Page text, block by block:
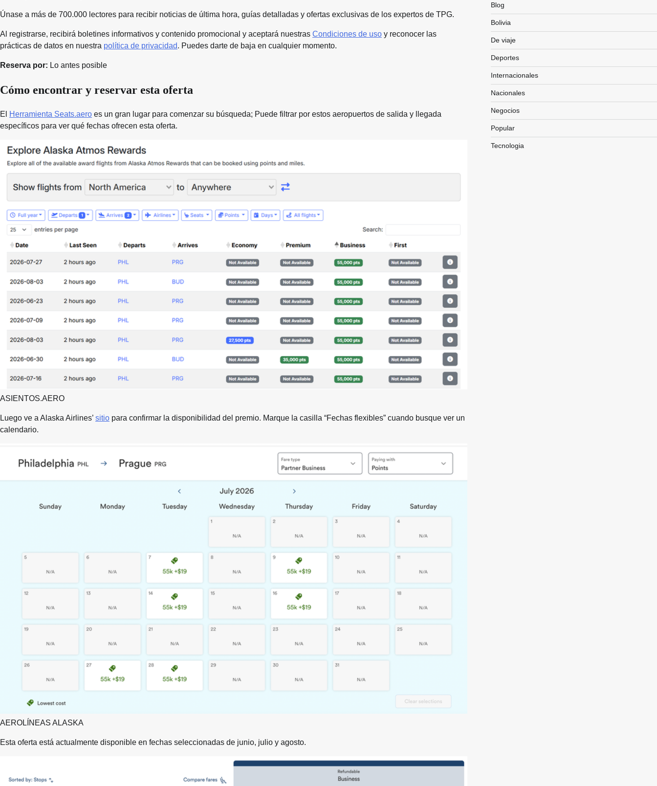
Únase a más de 700.000 lectores para recibir noticias de última hora, guías detalladas y ofertas exclusivas de los expertos de TPG.
Al registrarse, recibirá boletines informativos y contenido promocional y aceptará nuestras Condiciones de uso y reconocer las
prácticas de datos en nuestra política de privacidad. Puedes darte de baja en cualquier momento.
Reserva por: Lo antes posible
Cómo encontrar y reservar esta oferta
El Herramienta Seats.aero es un gran lugar para comenzar su búsqueda; Puede filtrar por estos aeropuertos de salida y llegada
específicos para ver qué fechas ofrecen esta oferta.
ASIENTOS.AERO
Luego ve a Alaska Airlines’ sitio para confirmar la disponibilidad del premio. Marque la casilla “Fechas flexibles” cuando busque ver un
calendario.
AEROLÍNEAS ALASKA
Esta oferta está actualmente disponible en fechas seleccionadas de junio, julio y agosto.
Blog
Bolivia
De viaje
Deportes
Internacionales
Nacionales
Negocios
Popular
Tecnologia